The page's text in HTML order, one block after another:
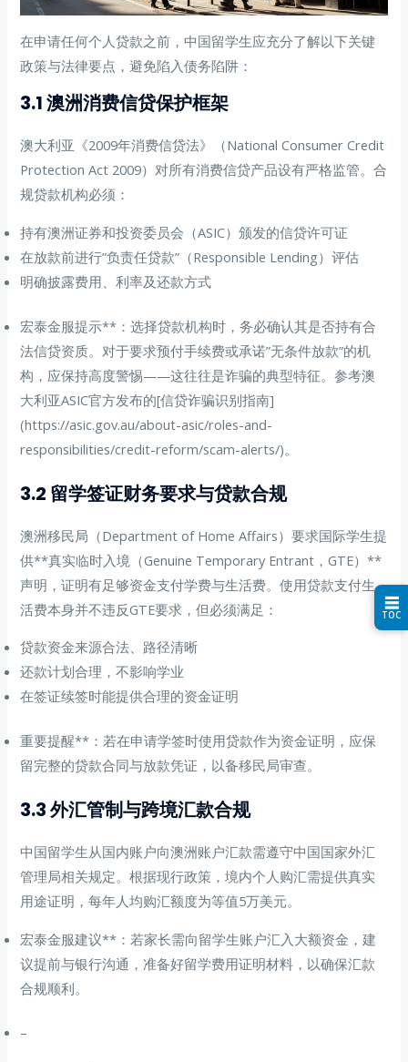
在申请任何个人贷款之前，中国留学生应充分了解以下关键
政策与法律要点，避免陷入债务陷阱：
3.1 澳洲消费信贷保护框架
澳大利亚《2009年消费信贷法》（National Consumer Credit
Protection Act 2009）对所有消费信贷产品设有严格监管。合
规贷款机构必须：
持有澳洲证券和投资委员会（ASIC）颁发的信贷许可证
在放款前进行”负责任贷款”（Responsible Lending）评估
明确披露费用、利率及还款方式
宏泰金服提示**：选择贷款机构时，务必确认其是否持有合
法信贷资质。对于要求预付手续费或承诺”无条件放款”的机
构，应保持高度警惕——这往往是诈骗的典型特征。参考澳
大利亚ASIC官方发布的[信贷诈骗识别指南]
(https://asic.gov.au/about-asic/roles-and-
responsibilities/credit-reform/scam-alerts/)。
3.2 留学签证财务要求与贷款合规
澳洲移民局（Department of Home Affairs）要求国际学生提
供**真实临时入境（Genuine Temporary Entrant，GTE）**
声明，证明有足够资金支付学费与生活费。使用贷款支付生
活费本身并不违反GTE要求，但必须满足：
贷款资金来源合法、路径清晰
还款计划合理，不影响学业
在签证续签时能提供合理的资金证明
重要提醒**：若在申请学签时使用贷款作为资金证明，应保
留完整的贷款合同与放款凭证，以备移民局审查。
3.3 外汇管制与跨境汇款合规
中国留学生从国内账户向澳洲账户汇款需遵守中国国家外汇
管理局相关规定。根据现行政策，境内个人购汇需提供真实
用途证明，每年人均购汇额度为等值5万美元。
宏泰金服建议**：若家长需向留学生账户汇入大额资金，建
议提前与银行沟通，准备好留学费用证明材料，以确保汇款
合规顺利。
–
☰
TOC